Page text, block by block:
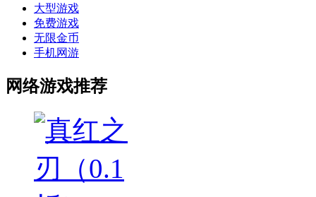
大型游戏
免费游戏
无限金币
手机网游
网络游戏推荐